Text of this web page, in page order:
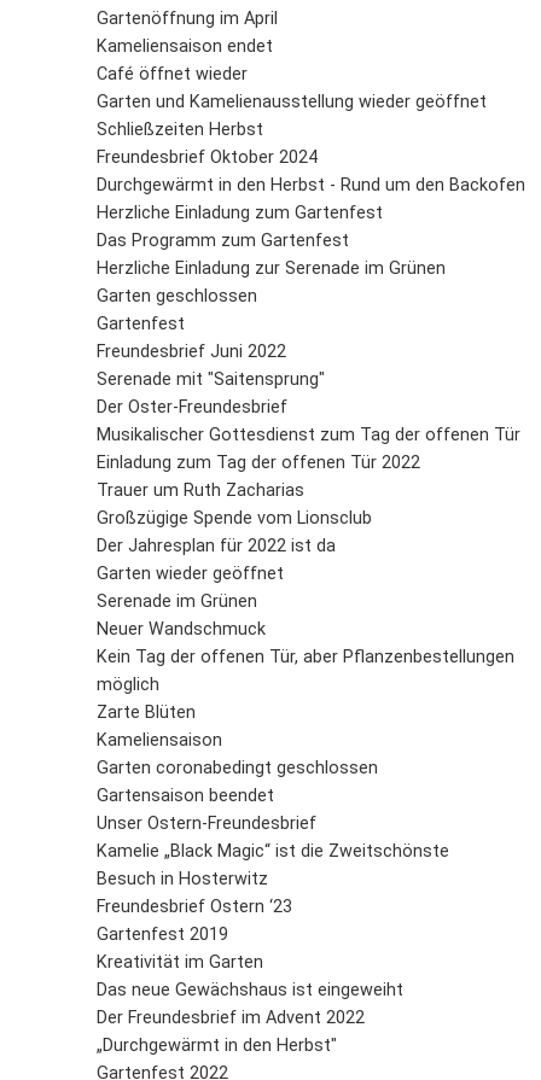
Gartenöffnung im April
Kameliensaison endet
Café öffnet wieder
Garten und Kamelienausstellung wieder geöffnet
Schließzeiten Herbst
Freundesbrief Oktober 2024
Durchgewärmt in den Herbst - Rund um den Backofen
Herzliche Einladung zum Gartenfest
Das Programm zum Gartenfest
Herzliche Einladung zur Serenade im Grünen
Garten geschlossen
Gartenfest
Freundesbrief Juni 2022
Serenade mit "Saitensprung"
Der Oster-Freundesbrief
Musikalischer Gottesdienst zum Tag der offenen Tür
Einladung zum Tag der offenen Tür 2022
Trauer um Ruth Zacharias
Großzügige Spende vom Lionsclub
Der Jahresplan für 2022 ist da
Garten wieder geöffnet
Serenade im Grünen
Neuer Wandschmuck
Kein Tag der offenen Tür, aber Pflanzenbestellungen
möglich
Zarte Blüten
Kameliensaison
Garten coronabedingt geschlossen
Gartensaison beendet
Unser Ostern-Freundesbrief
Kamelie „Black Magic“ ist die Zweitschönste
Besuch in Hosterwitz
Freundesbrief Ostern ‘23
Gartenfest 2019
Kreativität im Garten
Das neue Gewächshaus ist eingeweiht
Der Freundesbrief im Advent 2022
„Durchgewärmt in den Herbst"
Gartenfest 2022